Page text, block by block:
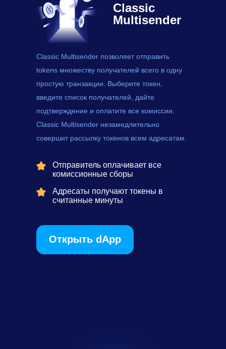
Classic
Multisender
Classic Multisender позволяет отправить
tokens множеству получателей всего в одну
простую транзакции. Выберите токен,
введите список получателей, дайте
подтверждение и оплатите все комиссии.
Classic Multisender незамедлительно
совершит рассылку токенов всем адресатам.
Отправитель оплачивает все
комиссионные сборы
Адресаты получают токены в
считанные минуты
Открыть dApp